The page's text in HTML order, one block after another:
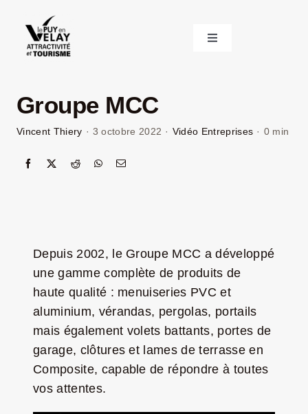
contenu
Toggle
DÉCOUVRIR LE VELAY
INVESTIR EN VELAY
CONGRÈS ET SÉMINAIRES
LE VELAY RECRUTE
LA ROUTE DES PRODUCTEURS
NOUS CONTACTER
Groupe MCC
Vincent Thiery · 3 octobre 2022 · Vidéo Entreprises · 0 min
Depuis 2002, le Groupe MCC a développé
une gamme complète de produits de
haute qualité : menuiseries PVC et
aluminium, vérandas, pergolas, portails
mais également volets battants, portes de
garage, clôtures et lames de terrasse en
Composite, capable de répondre à toutes
vos attentes.